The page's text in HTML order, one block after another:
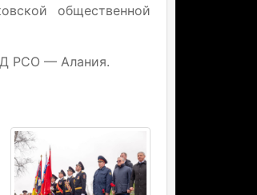
общественной
РСО — Алания.